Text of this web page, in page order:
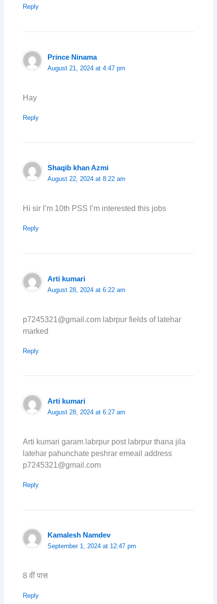
Reply
Prince Ninama
August 21, 2024 at 4:47 pm
Hay
Reply
Shaqib khan Azmi
August 22, 2024 at 8:22 am
Hi sir I’m 10th PSS I’m interested this jobs
Reply
Arti kumari
August 28, 2024 at 6:22 am
p7245321@gmail.com labrpur fields of latehar
marked
Reply
Arti kumari
August 28, 2024 at 6:27 am
Arti kumari garam labrpur post labrpur thana jila
latehar pahunchate peshrar emeail address
p7245321@gmail.com
Reply
Kamalesh Namdev
September 1, 2024 at 12:47 pm
8 वीं पास
Reply